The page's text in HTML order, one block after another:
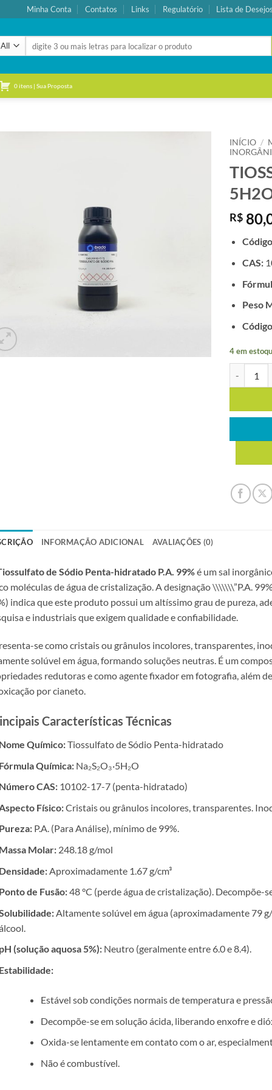
Minha Conta Contatos Links Regulatório Lista de
por:
0 itens | Sua Proposta
INÍCIO /
R$
CAS:
Peso
4 em
INFORMAÇÃO ADICIONAL AVALIAÇÕES (0)
de Sódio Penta-hidratado P.A. 99%é um sal
moléculas de água de cristalização. A designação \\\\\\\”P.A.
indica que este produto possui um altíssimo grau de pureza,
e industriais que exigem qualidade e confiabilidade.
se como cristais ou grânulos incolores, transparentes,
solúvel em água, formando soluções neutras. É um
redutoras e como agente fixador em fotografia, além
por cianeto.
Características Técnicas
Químico:Tiossulfato de Sódio Penta-hidratado
Química: Na₂S₂O₃·5H₂O
CAS: 10102-17-7 (penta-hidratado)
Físico:Cristais ou grânulos incolores, transparentes.
P.A. (Para Análise), mínimo de 99%.
Molar: 248.18 g/mol
Aproximadamente 1.67 g/cm³
de Fusão:48 °C (perde água de cristalização). Decompõe-
Altamente solúvel em água (aproximadamente 79
(solução aquosa 5%): Neutro (geralmente entre 6.0 e 8.4).
Estável sob condições normais de temperatura e
Decompõe-se em solução ácida, liberando enxofre e
Oxida-se lentamente em contato com o ar,
Não é combustível.